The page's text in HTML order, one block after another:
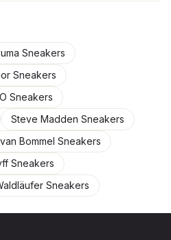
Sneakers
Sneakers
Sneakers
Steve Madden Sneakers
Bommel Sneakers
Sneakers
Sneakers